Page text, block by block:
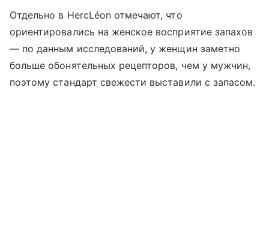
Отдельно в HercLéon отмечают, что
ориентировались на женское восприятие запахов
— по данным исследований, у женщин заметно
больше обонятельных рецепторов, чем у мужчин,
поэтому стандарт свежести выставили с запасом.